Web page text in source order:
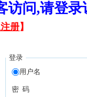
访问,请登
册】
登录
用户名
密 码